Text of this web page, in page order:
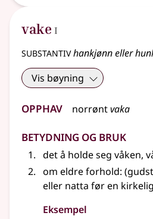
vake 1
I
substantivhankjønn eller
Vis bøyning
Opphav norrøntvaka
Betydning og bruk
det å holde seg våken,
om eldreforhold:
eller natta før en
Eksempel